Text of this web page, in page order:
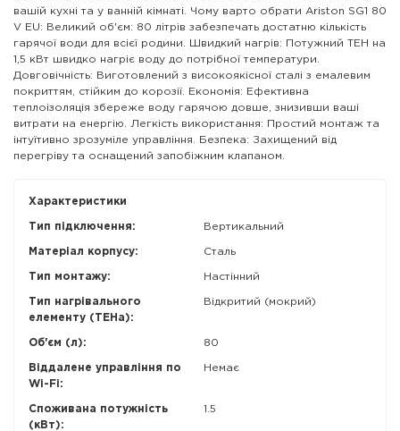
вашій кухні та у ванній кімнаті. Чому варто обрати Ariston SG1 80
V EU: Великий об'єм: 80 літрів забезпечать достатню кількість
гарячої води для всієї родини. Швидкий нагрів: Потужний ТЕН на
1,5 кВт швидко нагріє воду до потрібної температури.
Довговічність: Виготовлений з високоякісної сталі з емалевим
покриттям, стійким до корозії. Економія: Ефективна
теплоізоляція збереже воду гарячою довше, знизивши ваші
витрати на енергію. Легкість використання: Простий монтаж та
інтуїтивно зрозуміле управління. Безпека: Захищений від
перегріву та оснащений запобіжним клапаном.
Характеристики
Тип підключення: Вертикальний
Матеріал корпусу: Сталь
Тип монтажу: Настінний
Тип нагрівального
елементу (ТЕНа):
Відкритий (мокрий)
Об'єм (л): 80
Віддалене управління по
Wi-Fi:
Немає
Споживана потужність
(кВт):
1.5